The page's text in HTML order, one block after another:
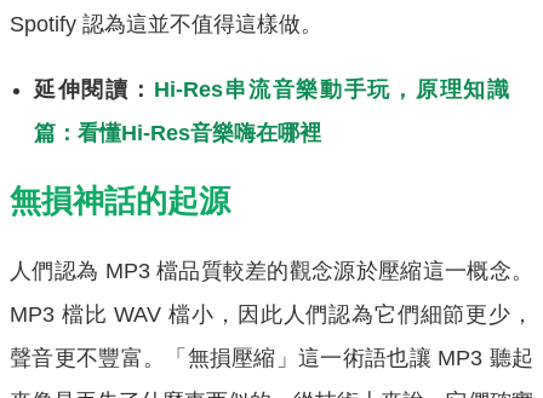
Spotify 認為這並不值得這樣做。
延伸閱讀： Hi-Res串流音樂動手玩，原理知識
篇：看懂Hi-Res音樂嗨在哪裡
無損神話的起源
人們認為 MP3 檔品質較差的觀念源於壓縮這一概念。
MP3 檔比 WAV 檔小，因此人們認為它們細節更少，
聲音更不豐富。「無損壓縮」這一術語也讓 MP3 聽起